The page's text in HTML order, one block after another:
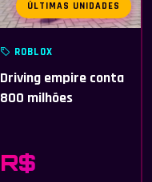
ÚLTIMAS UNIDADES
ROBLOX
Driving empire conta
800 milhões
R$